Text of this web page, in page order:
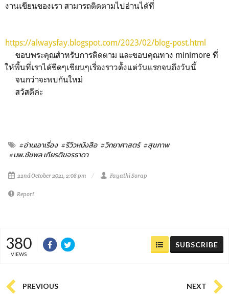
งานเขียนของเรา สามารถติดตามไปอ่านได้ที่
https://alwaysfay.blogspot.com/2023/02/blog-post.html
ขอบพระคุณสำหรับการติดตาม และขอบคุณทาง minimore ที่
ให้พื้นที่เราได้ขีดๆเขียนๆเรื่องราวตั้งแต่วันแรกจนถึงวันนี้
จนกว่าจะพบกันใหม่
สวัสดีค่ะ
#อ่านเอาเรื่อง #รีวิวหนังสือ #วิทยาศาสตร์ #สุขภาพ
#นพ.ชัชพล เกียรติขจรธาดา
22nd October 2021, 2:08 pm Fayathi Sorap
Report
380
VIEWS
SUBSCRIBE
PREVIOUS NEXT